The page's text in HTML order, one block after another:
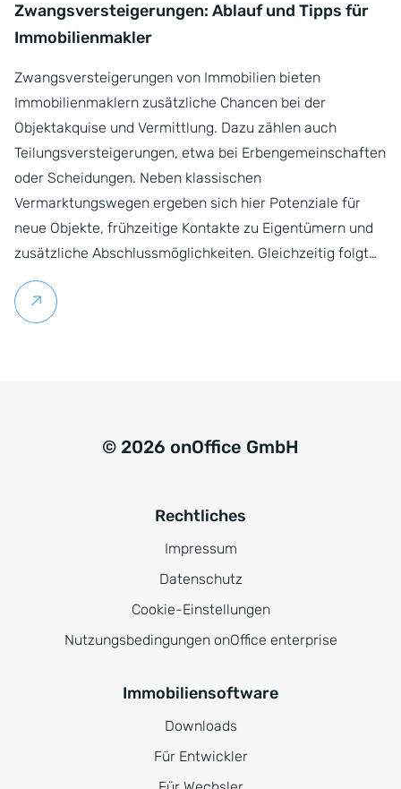
Zwangsversteigerungen: Ablauf und Tipps für
Immobilienmakler
Zwangsversteigerungen von Immobilien bieten
Immobilienmaklern zusätzliche Chancen bei der
Objektakquise und Vermittlung. Dazu zählen auch
Teilungsversteigerungen, etwa bei Erbengemeinschaften
oder Scheidungen. Neben klassischen
Vermarktungswegen ergeben sich hier Potenziale für
neue Objekte, frühzeitige Kontakte zu Eigentümern und
zusätzliche Abschlussmöglichkeiten. Gleichzeitig folgt…
Weiterlesen
© 2026 onOffice GmbH
Rechtliches
Impressum
Datenschutz
Cookie-Einstellungen
Nutzungsbedingungen onOffice enterprise
Immobiliensoftware
Downloads
Für Entwickler